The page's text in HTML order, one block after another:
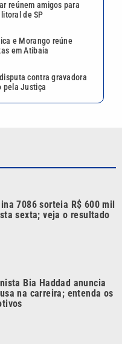
reúnem amigos para
de SP
e Morango reúne
em Atibaia
contra gravadora
pela Justiça
7086 sorteia R$ 600 mil
sexta; veja o resultado
Bia Haddad anuncia
na carreira; entenda os